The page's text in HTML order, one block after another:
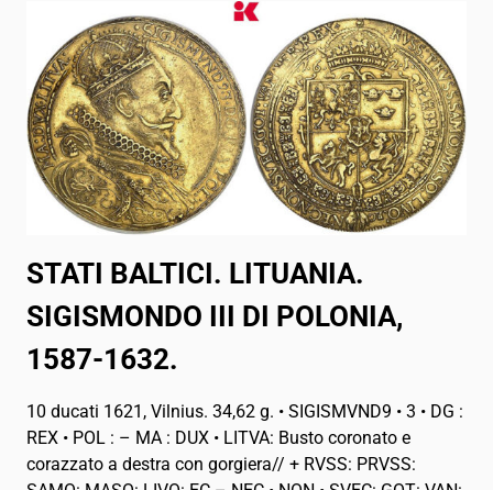
STATI BALTICI. LITUANIA.
SIGISMONDO III DI POLONIA,
1587-1632.
10 ducati 1621, Vilnius. 34,62 g. • SIGISMVND9 • 3 • DG :
REX • POL : – MA : DUX • LITVA: Busto coronato e
corazzato a destra con gorgiera// + RVSS: PRVSS: